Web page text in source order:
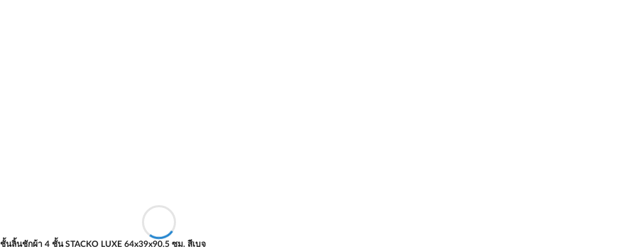
ชั้นลิ้นชักผ้า 4 ชั้น STACKO LUXE 64x39x90.5 ซม. สีเบจ